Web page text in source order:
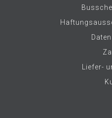
Liefer-